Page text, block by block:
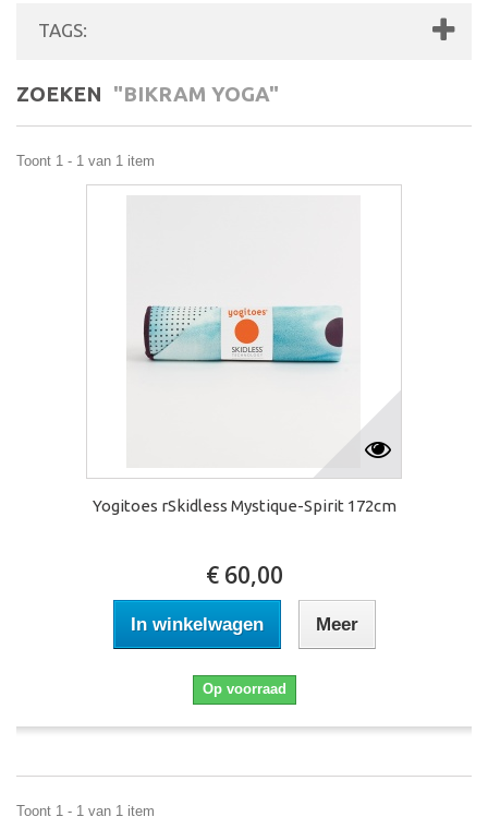
TAGS:
ZOEKEN "BIKRAM YOGA"
Toont 1 - 1 van 1 item
Yogitoes rSkidless Mystique-Spirit 172cm
€ 60,00
In winkelwagen Meer
Op voorraad
Toont 1 - 1 van 1 item